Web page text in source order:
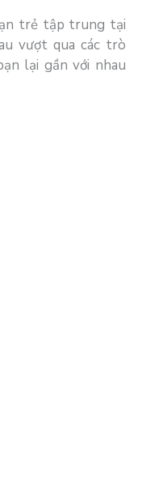
trẻ tập trung tại
vượt qua các trò
lại gần với nhau